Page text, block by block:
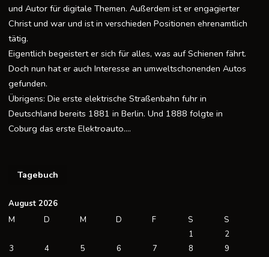
und Autor für digitale Themen. Außerdem ist er engagierter
Christ und war und ist in verschieden Positionen ehrenamtlich
tätig.
Eigentlich begeistert er sich für alles, was auf Schienen fährt.
Doch nun hat er auch Interesse an umweltschonenden Autos
gefunden.
Übrigens: Die erste elektrische Straßenbahn fuhr in
Deutschland bereits 1881 in Berlin. Und 1888 folgte in
Coburg das erste Elektroauto….
Tagebuch
August 2026
M
D M D F S
S
1
2
3
4 5 6 7 8
9